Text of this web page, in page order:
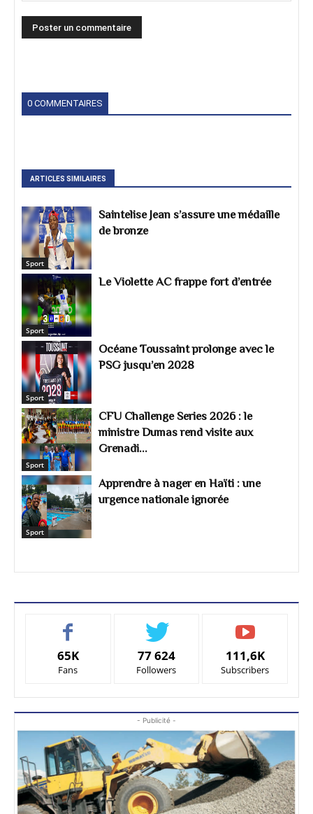
0 COMMENTAIRES
ARTICLES SIMILAIRES
Sport
Saintelise Jean s’assure une médaille
de bronze
Sport
Le Violette AC frappe fort d’entrée
Sport
Océane Toussaint prolonge avec le
PSG jusqu’en 2028
Sport
CFU Challenge Series 2026 : le
ministre Dumas rend visite aux
Grenadi...
Sport
Apprendre à nager en Haïti : une
urgence nationale ignorée
65K
Fans
77 624
Followers
111,6K
Subscribers
- Publicité -